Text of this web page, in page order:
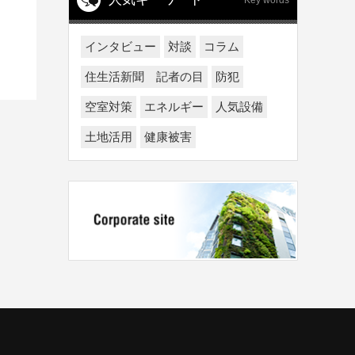
インタビュー 対談 コラム
住生活新聞 記者の目 防犯
空室対策 エネルギー 人気設備
土地活用 健康被害